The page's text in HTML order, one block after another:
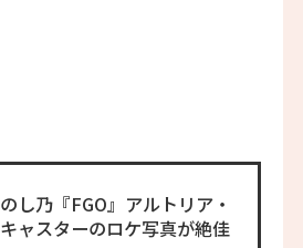
のし乃『FGO』アルトリア・
キャスターのロケ写真が絶佳